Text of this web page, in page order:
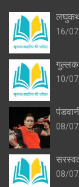
16/
गुल्लक
10/
08/
08/